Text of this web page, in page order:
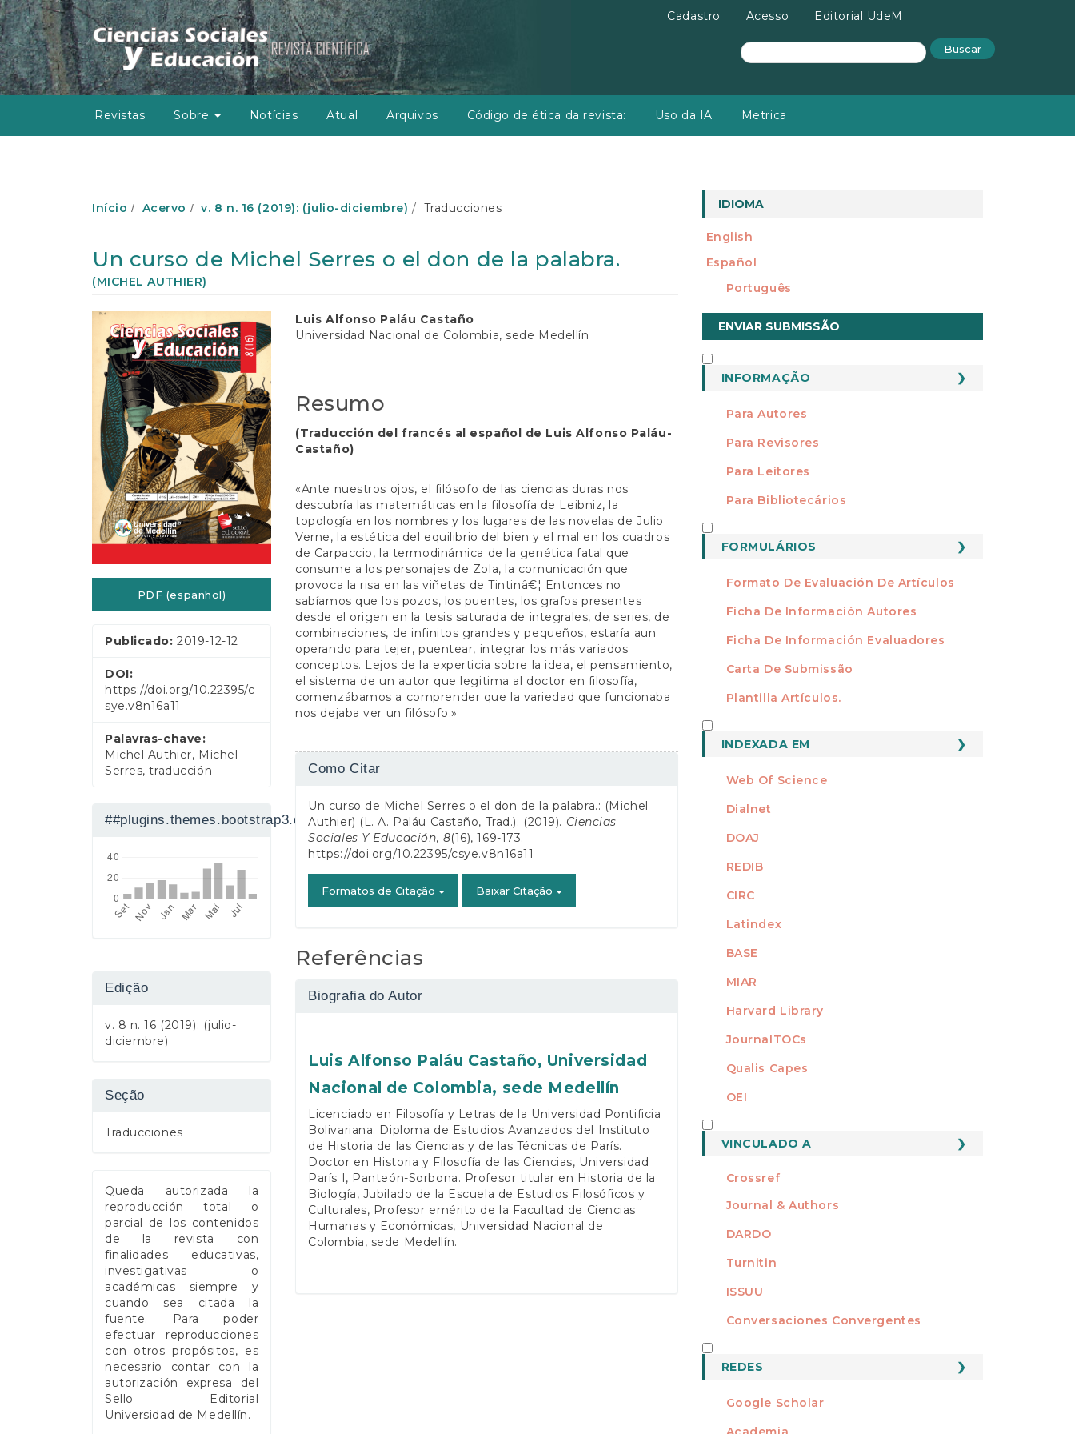
N
a
v
e
g
a
o
Cadastro Acesso Editorial UdeM
Revistas Sobre Notícias Atual Arquivos Código de ética da revista: Uso da IA Metrica
Buscar
Início Acervo v. 8 n. 16 (2019): (julio-diciembre) Traducciones
Un curso de Michel Serres o el don de la palabra.
(MICHEL AUTHIER)
Barra
lateral
de
artigos
PDF (espanhol)
Publicado:2019-12-12
DOI:
https://doi.org/10.22395/c
sye.v8n16a11
Palavras-chave:
Michel Authier, Michel
Serres, traducción
##plugins.themes.bootstrap3.displayStats.downloads##
Edição
v. 8 n. 16 (2019): (julio-
diciembre)
Seção
Traducciones
Queda autorizada la
reproducción total o
parcial de los contenidos
de la revista con
finalidades educativas,
investigativas o
académicas siempre y
cuando sea citada la
fuente. Para poder
efectuar reproducciones
con otros propósitos, es
necesario contar con la
autorización expresa del
Sello Editorial
Universidad de Medellín.
Conteúdo
do
principal
Luis Alfonso Paláu Castaño
Universidad Nacional de Colombia, sede Medellín
Resumo
(Traducción del francés al español de Luis Alfonso Paláu-
Castaño)
«Ante nuestros ojos, el filósofo de las ciencias duras nos
descubría las matemáticas en la filosofía de Leibniz, la
topología en los nombres y los lugares de las novelas de Julio
Verne, la estética del equilibrio del bien y el mal en los cuadros
de Carpaccio, la termodinámica de la genética fatal que
consume a los personajes de Zola, la comunicación que
provoca la risa en las viñetas de Tintinâ€¦ Entonces no
sabíamos que los pozos, los puentes, los grafos presentes
desde el origen en la tesis saturada de integrales, de series, de
combinaciones, de infinitos grandes y pequeños, estaría aun
operando para tejer, puentear, integrar los más variados
conceptos. Lejos de la experticia sobre la idea, el pensamiento,
el sistema de un autor que legitima al doctor en filosofía,
comenzábamos a comprender que la variedad que funcionaba
nos dejaba ver un filósofo.»
Detalhes
artigo
Como Citar
Un curso de Michel Serres o el don de la palabra.: (Michel
Authier) (L. A. Paláu Castaño, Trad.). (2019). Ciencias
Sociales Y Educación, 8(16), 169-173.
https://doi.org/10.22395/csye.v8n16a11
Formatos de Citação Baixar Citação
Referências
Biografia do Autor
Luis Alfonso Paláu Castaño, Universidad
Nacional de Colombia, sede Medellín
Licenciado en Filosofía y Letras de la Universidad Pontificia
Bolivariana. Diploma de Estudios Avanzados del Instituto
de Historia de las Ciencias y de las Técnicas de París.
Doctor en Historia y Filosofía de las Ciencias, Universidad
París I, Panteón-Sorbona. Profesor titular en Historia de la
Biología, Jubilado de la Escuela de Estudios Filosóficos y
Culturales, Profesor emérito de la Facultad de Ciencias
Humanas y Económicas, Universidad Nacional de
Colombia, sede Medellín.
IDIOMA
English
Español
Português
Enviar
Submissão
ENVIAR SUBMISSÃO
INFORMAÇÃO
Para Autores
Para Revisores
Para Leitores
Para Bibliotecários
FORMULÁRIOS
Formato De Evaluación De Artículos
Ficha De Información Autores
Ficha De Información Evaluadores
Carta De Submissão
Plantilla Artículos.
INDEXADA EM
Web Of Science
Dialnet
DOAJ
REDIB
CIRC
Latindex
BASE
MIAR
Harvard Library
JournalTOCs
Qualis Capes
OEI
VINCULADO A
Crossref
Journal & Authors
DARDO
Turnitin
ISSUU
Conversaciones Convergentes
REDES
Google Scholar